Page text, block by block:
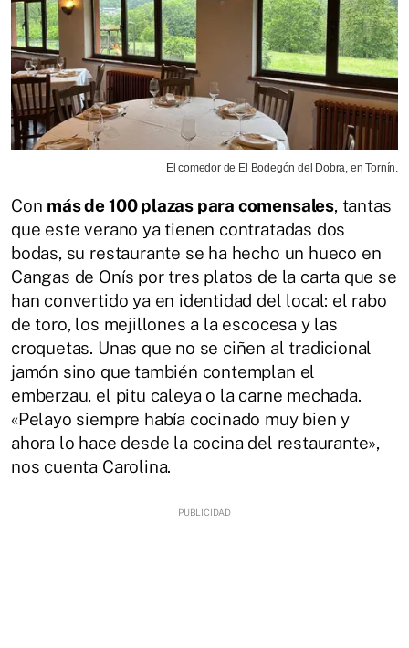
El comedor de El Bodegón del Dobra, en Tornín.
Con más de 100 plazas para comensales, tantas
que este verano ya tienen contratadas dos
bodas, su restaurante se ha hecho un hueco en
Cangas de Onís por tres platos de la carta que se
han convertido ya en identidad del local: el rabo
de toro, los mejillones a la escocesa y las
croquetas. Unas que no se ciñen al tradicional
jamón sino que también contemplan el
emberzau, el pitu caleya o la carne mechada.
«Pelayo siempre había cocinado muy bien y
ahora lo hace desde la cocina del restaurante»,
nos cuenta Carolina.